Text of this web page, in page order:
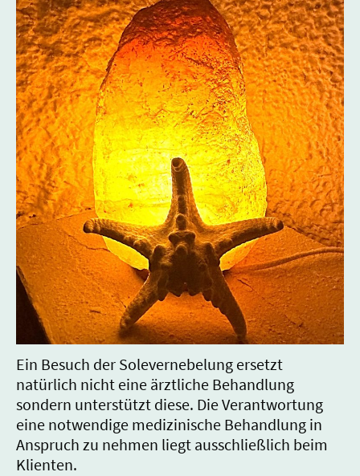
Ein Besuch der Solevernebelung ersetzt
natürlich nicht eine ärztliche Behandlung
sondern unterstützt diese. Die Verantwortung
eine notwendige medizinische Behandlung in
Anspruch zu nehmen liegt ausschließlich beim
Klienten.